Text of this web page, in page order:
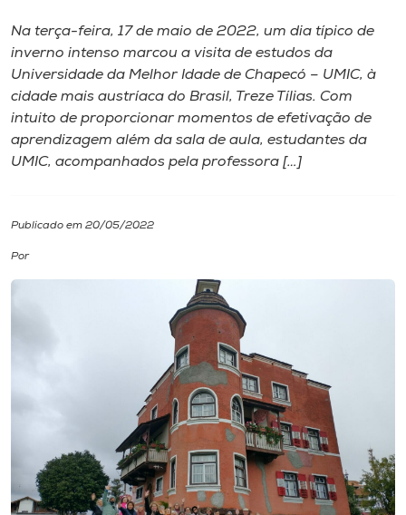
Portal de Ensino
A
Internacionalização
Editora
Na terça-feira, 17 de maio de 2022, um dia típico de
inverno intenso marcou a visita de estudos da
Universidade da Melhor Idade de Chapecó – UMIC, à
cidade mais austríaca do Brasil, Treze Tílias. Com
intuito de proporcionar momentos de efetivação de
aprendizagem além da sala de aula, estudantes da
UMIC, acompanhados pela professora […]
Publicado em 20/05/2022
Por